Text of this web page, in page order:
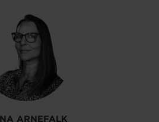
ARNEFALK